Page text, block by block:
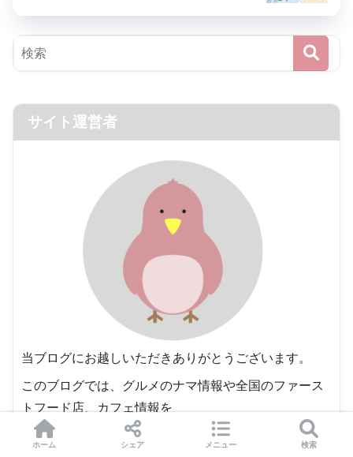
サイト運営者
当ブログにお越しいただきありがとうございます。
このブログでは、グルメのナマ情報や全国のファース
トフード店、カフェ情報を
てんこ盛りでお届けします。
ホーム シェア メニュー 検索